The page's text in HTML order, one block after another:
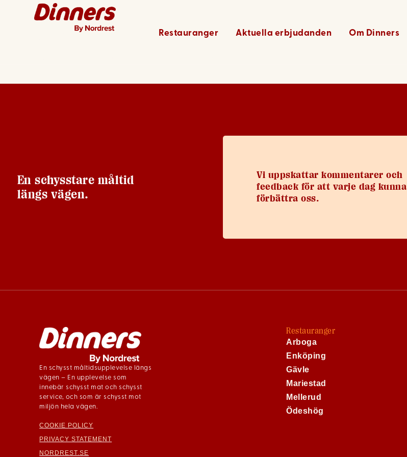
Restauranger Aktuella erbjudanden Om Dinners
Gävle – 26
En schysstare måltid
längs vägen.
Vi uppskattar kommentarer och
feedback för att varje dag kunna
förbättra oss.
En schysst måltidsupplevelse längs
vägen – En upplevelse som
innebär schysst mat och schysst
service, och som är schysst mot
miljön hela vägen.
COOKIE POLICY
PRIVACY STATEMENT
NORDREST.SE
Restauranger
Arboga
Enköping
Gävle
Mariestad
Mellerud
Ödeshög